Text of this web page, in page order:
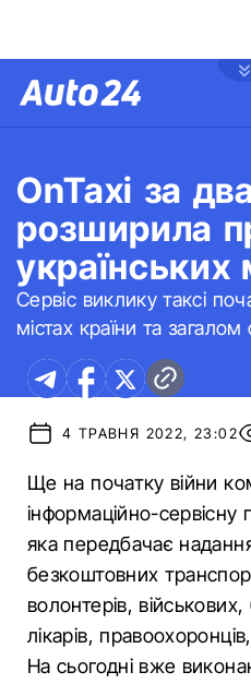
OnTaxi за
розширила
українських
Сервіс виклику таксі
містах країни та
4 ТРАВНЯ 2022, 23:02
Ще на початку війни
інформаційно-сервісну
яка передбачає
безкоштовних
волонтерів,
лікарів,
На сьогодні вже